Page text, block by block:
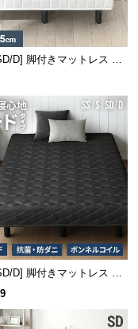
D] 脚付きマットレス ボ
イル
D] 脚付きマットレス ボ
イル ハードタイプ